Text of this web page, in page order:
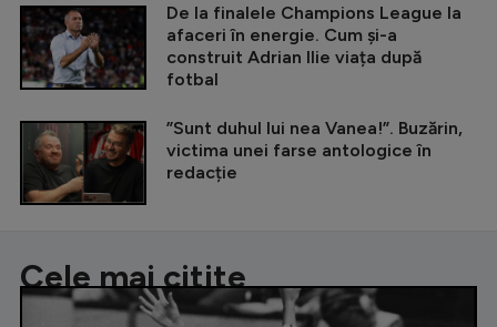
De la finalele Champions League la
afaceri în energie. Cum și-a
construit Adrian Ilie viața după
fotbal
”Sunt duhul lui nea Vanea!”. Buzărin,
victima unei farse antologice în
redacție
Cele mai citite